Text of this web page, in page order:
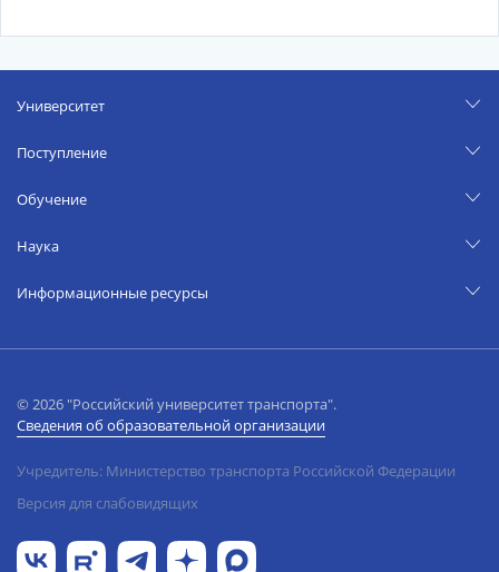
Университет
Поступление
Обучение
Наука
Информационные ресурсы
© 2026 "Российский университет транспорта".
Сведения об образовательной организации
Учредитель: Министерство транспорта Российской Федерации
Версия для слабовидящих